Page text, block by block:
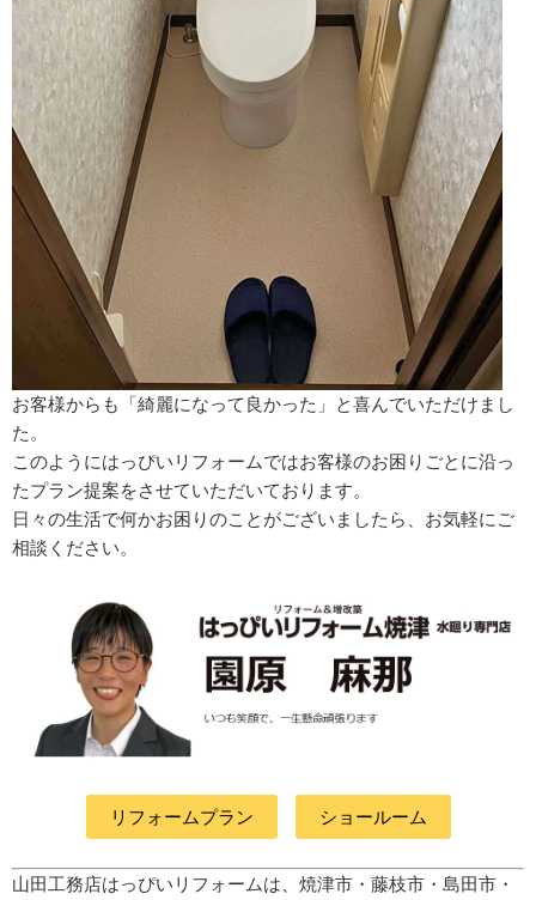
お客様からも「綺麗になって良かった」と喜んでいただけまし
た。
このようにはっぴいリフォームではお客様のお困りごとに沿っ
たプラン提案をさせていただいております。
日々の生活で何かお困りのことがございましたら、お気軽にご
相談ください。
リフォームプラン ショールーム
山田工務店はっぴいリフォームは、焼津市・藤枝市・島田市・